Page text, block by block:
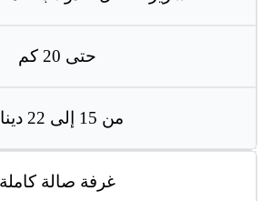
حتى 20 كم
من 15 إلى 22 دينار
غرفة صالة كاملة